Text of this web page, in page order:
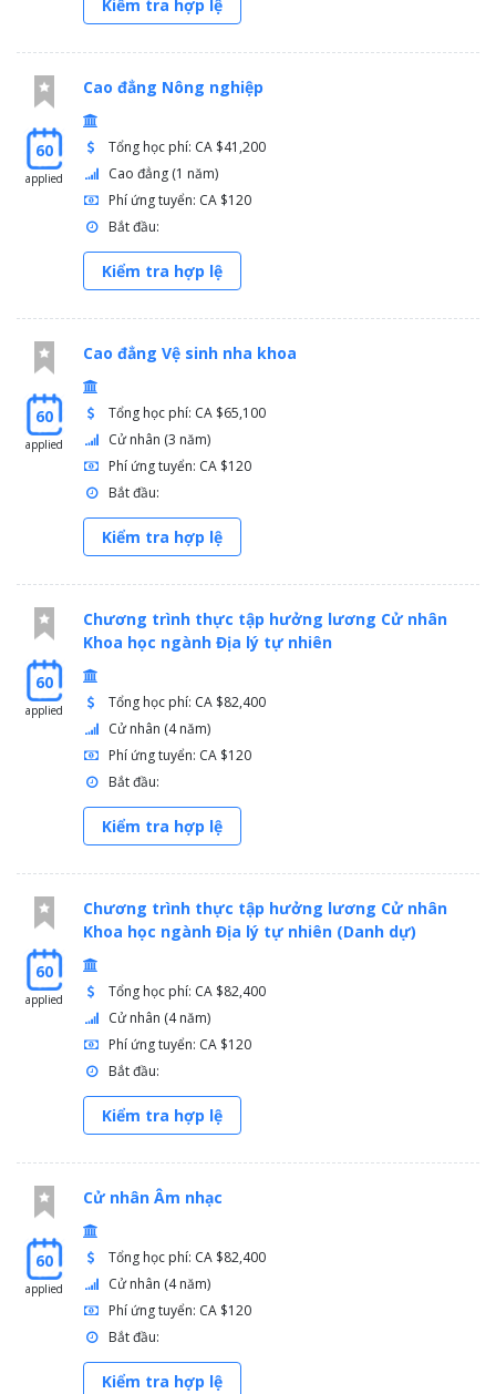
Kiểm tra hợp lệ
60
applied
Cao đẳng Nông nghiệp
Tổng học phí: CA $41,200
Cao đẳng (1 năm)
Phí ứng tuyển: CA $120
Bắt đầu:
Kiểm tra hợp lệ
60
applied
Cao đẳng Vệ sinh nha khoa
Tổng học phí: CA $65,100
Cử nhân (3 năm)
Phí ứng tuyển: CA $120
Bắt đầu:
Kiểm tra hợp lệ
60
applied
Chương trình thực tập hưởng lương Cử nhân
Khoa học ngành Địa lý tự nhiên
Tổng học phí: CA $82,400
Cử nhân (4 năm)
Phí ứng tuyển: CA $120
Bắt đầu:
Kiểm tra hợp lệ
60
applied
Chương trình thực tập hưởng lương Cử nhân
Khoa học ngành Địa lý tự nhiên (Danh dự)
Tổng học phí: CA $82,400
Cử nhân (4 năm)
Phí ứng tuyển: CA $120
Bắt đầu:
Kiểm tra hợp lệ
60
applied
Cử nhân Âm nhạc
Tổng học phí: CA $82,400
Cử nhân (4 năm)
Phí ứng tuyển: CA $120
Bắt đầu:
Kiểm tra hợp lệ